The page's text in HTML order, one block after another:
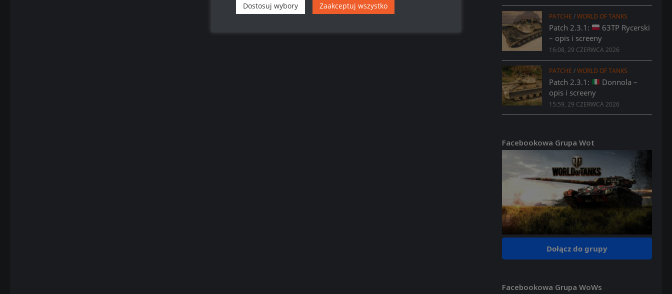
PATCHE /WORLD OF TANKS
Patch 2.3.1:
63TP Rycerski
– opis i screeny
16:08, 29 CZERWCA 2026
PATCHE /WORLD OF TANKS
Patch 2.3.1:
Donnola –
opis i screeny
15:59, 29 CZERWCA 2026
Facebookowa Grupa Wot
Dołącz do grupy
Facebookowa Grupa WoWs
Dostosuj wybory Zaakceptuj wszystko